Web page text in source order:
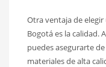
Otra ventaja de
Bogotá es la calidad.
puedes asegurarte
materiales de alta